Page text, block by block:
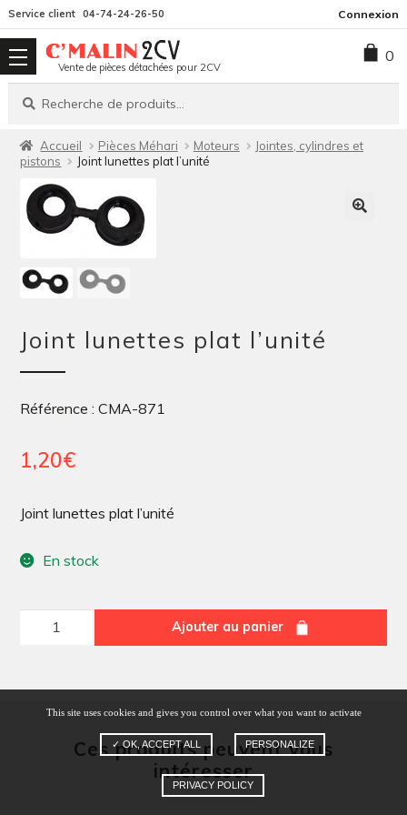
la
navigation
contenu
Service client 04-74-24-26-50 Connexion
Vente de pièces détachées pour 2CV
Recherche
Recherche
0
Accueil Pièces Méhari Moteurs
Jointes, cylindres et
pistons
Joint lunettes plat l’unité
Joint lunettes plat l’unité
Référence : CMA-871
1,20€
Joint lunettes plat l’unité
En stock
quantité
Ajouter au panier
Ces produits peuvent vous
intéresser
This site uses cookies and gives you control over what you want to activate
✓ OK, ACCEPT ALL PERSONALIZE
PRIVACY POLICY